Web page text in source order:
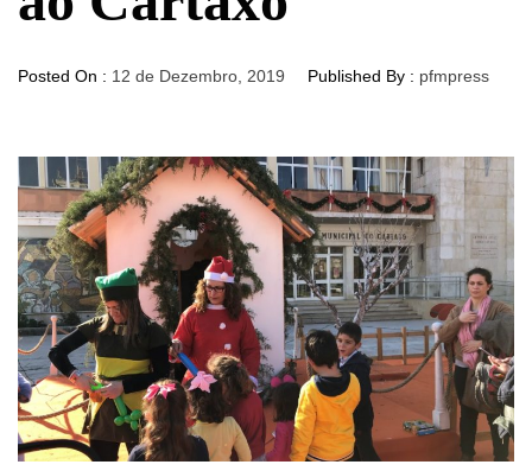
Posted On : 12 de Dezembro, 2019 Published By : pfmpress